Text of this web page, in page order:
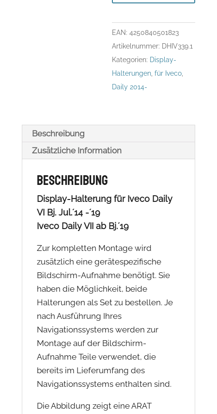
Bj.
Jul.
´14
-
´19
|
ab
Bj.
EAN:4250840501823
Artikelnummer: DHIV339.1
Kategorien: Display-
Halterungen,für Iveco,
Daily 2014-
Beschreibung
Zusätzliche Information
Beschreibung
Display-Halterung für Iveco Daily
VI Bj. Jul.´14 -´19
Iveco Daily VII ab Bj.´19
Zur kompletten Montage wird
zusätzlich eine gerätespezifische
Bildschirm-Aufnahme benötigt. Sie
haben die Möglichkeit, beide
Halterungen als Set zu bestellen. Je
nach Ausführung Ihres
Navigationssystems werden zur
Montage auf der Bildschirm-
Aufnahme Teile verwendet, die
bereits im Lieferumfang des
Navigationssystems enthalten sind.
Die Abbildung zeigt eine ARAT